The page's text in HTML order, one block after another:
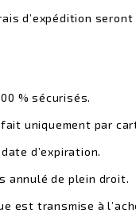
d’expédition
% sécurisés.
uniquement par
d’expiration.
annulé de plein droit.
est transmise à